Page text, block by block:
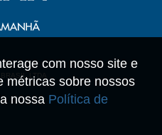
com nosso site e
métricas sobre nossos
nossa Política de
LTDA